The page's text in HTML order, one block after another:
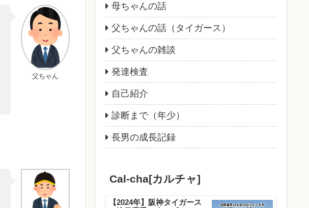
父ちゃん
母ちゃんの話
父ちゃんの話（タイガース）
父ちゃんの雑談
発達検査
自己紹介
診断まで（年少）
長男の成長記録
Cal-cha[カルチャ]
【2024年】阪神タイガース